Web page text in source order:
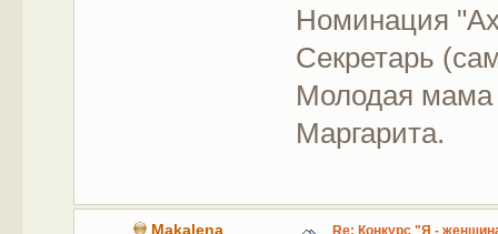
Номинация
Секретарь
Молодая
Маргарита.
Makalena Re: Конкурс "Я -